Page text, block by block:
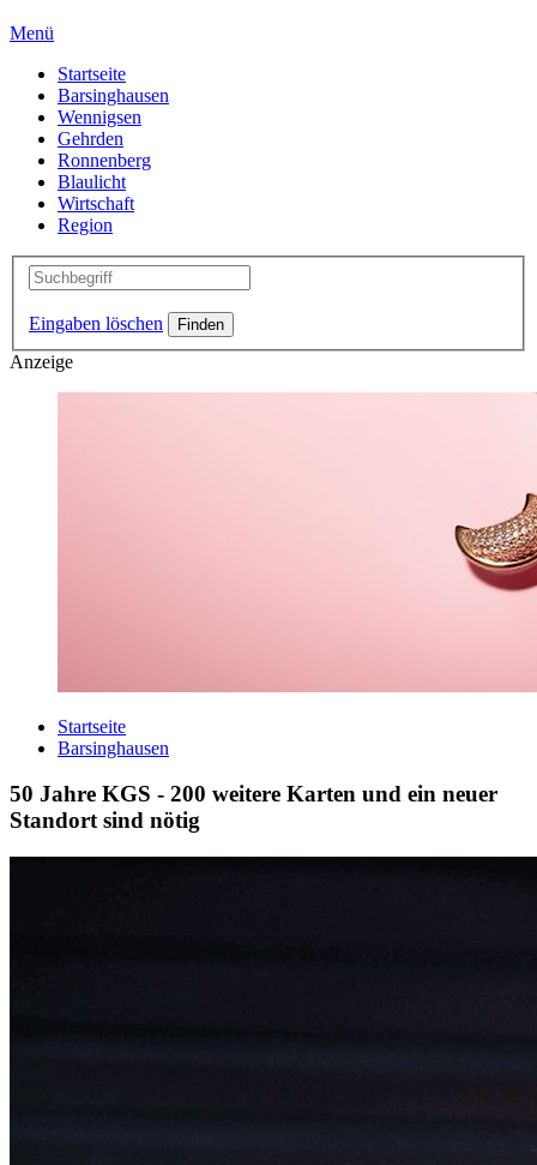
Menü
Startseite
Barsinghausen
Wennigsen
Gehrden
Ronnenberg
Blaulicht
Wirtschaft
Region
Eingaben löschen
Anzeige
Startseite
Barsinghausen
50 Jahre KGS - 200 weitere Karten und ein neuer
Standort sind nötig